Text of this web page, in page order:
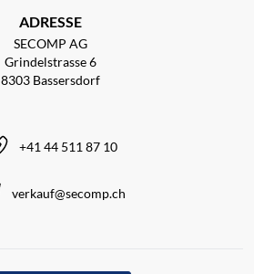
ADRESSE
SECOMP AG
Grindelstrasse 6
8303 Bassersdorf
+41 44 511 87 10
verkauf@secomp.ch